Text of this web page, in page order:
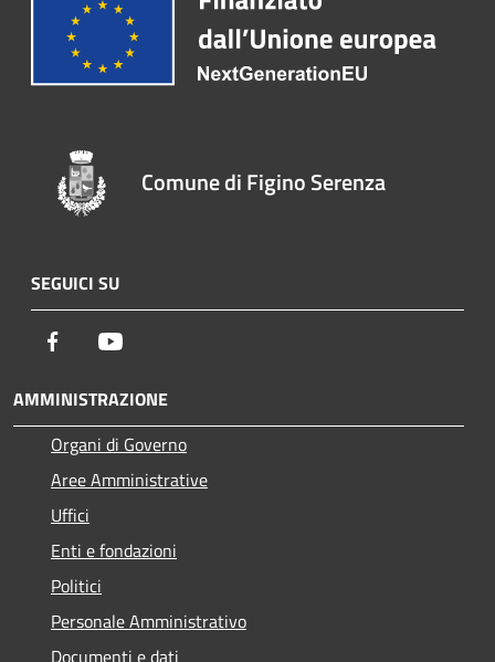
Comune di Figino Serenza
SEGUICI SU
Facebook
AMMINISTRAZIONE
Organi di Governo
Aree Amministrative
Uffici
Enti e fondazioni
Politici
Personale Amministrativo
Documenti e dati